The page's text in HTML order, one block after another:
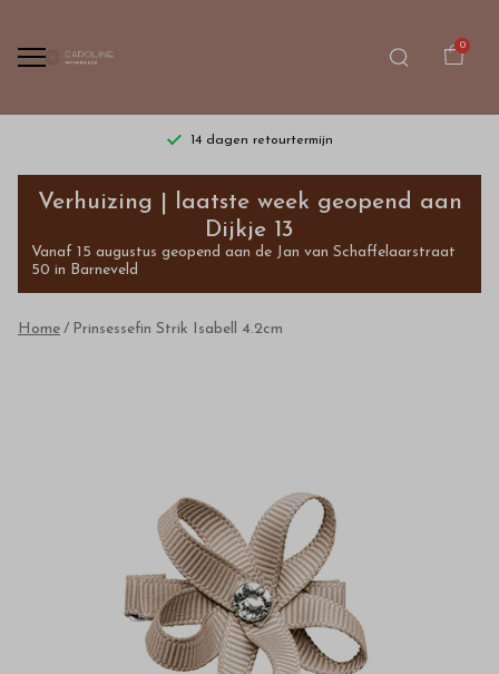
0
14 dagen retourtermijn
Prinsessefin
Strik
Isabell
4.2cm
kwaliteit
Verhuizing | laatste week geopend aan
Dijkje 13
Vanaf 15 augustus geopend aan de Jan van Schaffelaarstraat
50 in Barneveld
Home Prinsessefin Strik Isabell 4.2cm